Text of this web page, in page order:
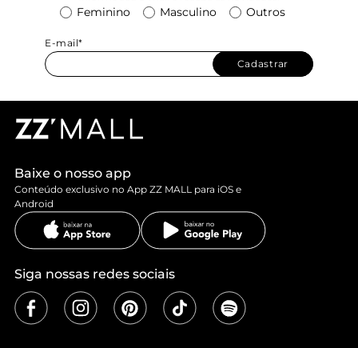
Feminino Masculino Outros
E-mail*
Cadastrar
Baixe o nosso app
Conteúdo exclusivo no App ZZ MALL para iOS e
Android
Siga nossas redes sociais